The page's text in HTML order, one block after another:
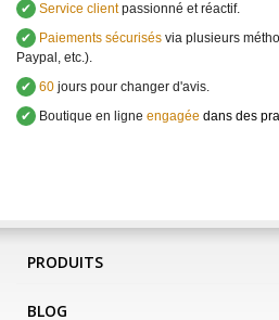
✔ Service clientpassionné et réactif.
✔
Paiements sécurisés via plusieurs
Paypal, etc.).
✔ 60 jours pour changer d'avis.
✔
Boutique en ligne engagée dans des
PRODUITS
BLOG